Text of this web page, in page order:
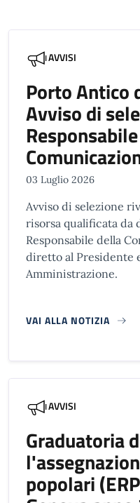
AVVISI
Porto Antico
Avviso di
03 Luglio 2026
Avviso di selezione
risorsa qualificata da
Responsabile della
diretto al Presidente
Amministrazione.
VAI ALLA NOTIZIA
AVVISI
Graduatoria
popolari